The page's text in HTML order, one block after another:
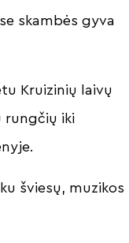
skambės gyva
Kruizinių laivų
rungčių iki
šviesų, muzikos